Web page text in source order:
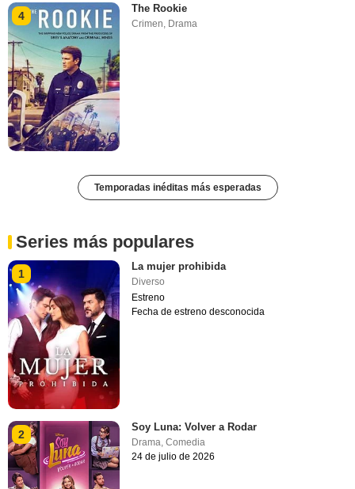
4
The Rookie
Crimen Drama
Temporadas inéditas más esperadas
Series más populares
1
La mujer prohibida
Diverso
Estreno
Fecha de estreno desconocida
2
Soy Luna: Volver a Rodar
Drama,Comedia
24 de julio de 2026